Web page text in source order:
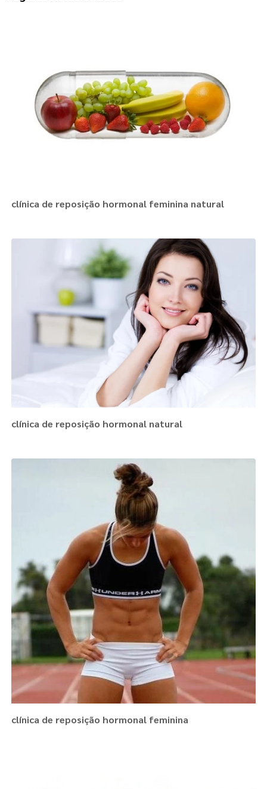
clínica de reposição hormonal feminina natural
clínica de reposição hormonal natural
clínica de reposição hormonal feminina